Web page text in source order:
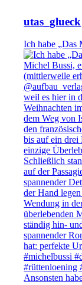
utas_glueck
Ich habe „Das
Ansonsten